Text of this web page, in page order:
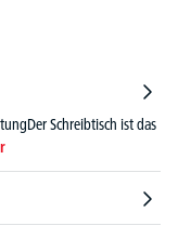
Schreibtisch ist das